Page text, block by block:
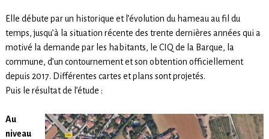
Elle débute par un historique et l’évolution du hameau au fil du
temps, jusqu’à la situation récente des trente dernières années qui a
motivé la demande par les habitants, le CIQ de la Barque, la
commune, d’un contournement et son obtention officiellement
depuis 2017. Différentes cartes et plans sont projetés.
Puis le résultat de l’étude :
Au
niveau